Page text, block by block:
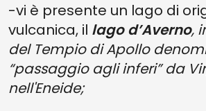
-vi è presente un lago di
vulcanica, il lago d’Averno,
del Tempio di Apollo
“passaggio agli inferi” da
nell'Eneide;